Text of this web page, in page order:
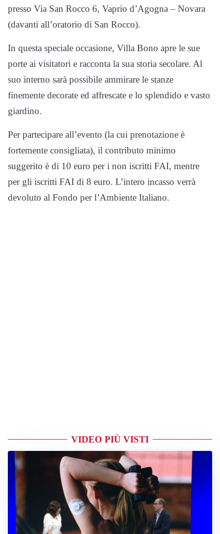
presso Via San Rocco 6, Vaprio d’Agogna – Novara
(davanti all’oratorio di San Rocco).
In questa speciale occasione, Villa Bono apre le sue
porte ai visitatori e racconta la sua storia secolare. Al
suo interno sarà possibile ammirare le stanze
finemente decorate ed affrescate e lo splendido e vasto
giardino.
Per partecipare all’evento (la cui prenotazione è
fortemente consigliata), il contributo minimo
suggerito è di 10 euro per i non iscritti FAI, mentre
per gli iscritti FAI di 8 euro. L’intero incasso verrà
devoluto al Fondo per l’Ambiente Italiano.
VIDEO PIÙ VISTI